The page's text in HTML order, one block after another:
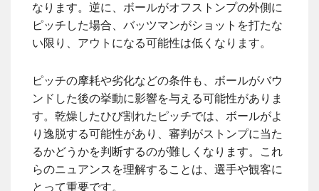
なります。逆に、ボールがオフストンプの外側に
ピッチした場合、バッツマンがショットを打たな
い限り、アウトになる可能性は低くなります。
ピッチの摩耗や劣化などの条件も、ボールがバウ
ンドした後の挙動に影響を与える可能性がありま
す。乾燥したひび割れたピッチでは、ボールがよ
り逸脱する可能性があり、審判がストンプに当た
るかどうかを判断するのが難しくなります。これ
らのニュアンスを理解することは、選手や観客に
とって重要です。